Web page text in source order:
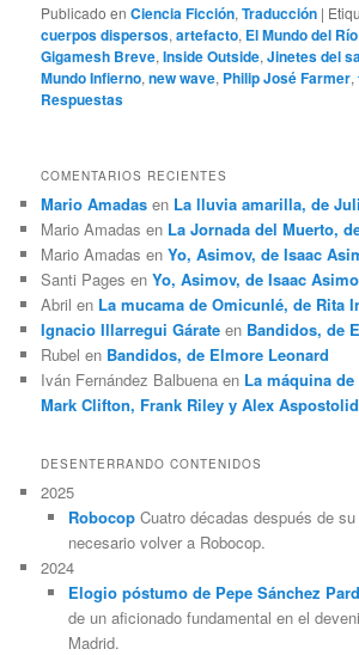
Publicado en Ciencia Ficción,Traducción |
cuerpos dispersos,artefacto, El Mundo del Río
Gigamesh Breve,Inside Outside,Jinetes del
Mundo Infierno,new wave, Philip José Farmer,
Respuestas
COMENTARIOS RECIENTES
Mario Amadas en La lluvia amarilla, de
Mario Amadas en La Jornada del Muerto,
Mario Amadas enYo, Asimov, de Isaac
Santi Pages enYo, Asimov, de Isaac
Abril en La mucama de Omicunlé, de Rita
Ignacio Illarregui Gárate en Bandidos, de
Rubel en Bandidos, de Elmore Leonard
Iván Fernández Balbuena en La máquina
Mark Clifton, Frank Riley y Alex
DESENTERRANDO CONTENIDOS
2025
RobocopCuatro décadas después de
necesario volver a Robocop.
2024
Elogio póstumo de Pepe Sánchez
de un aficionado fundamental en el
Madrid.